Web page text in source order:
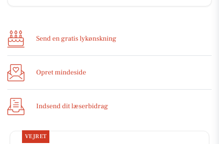
Send en gratis lykønskning
Opret mindeside
Indsend dit læserbidrag
VEJRET